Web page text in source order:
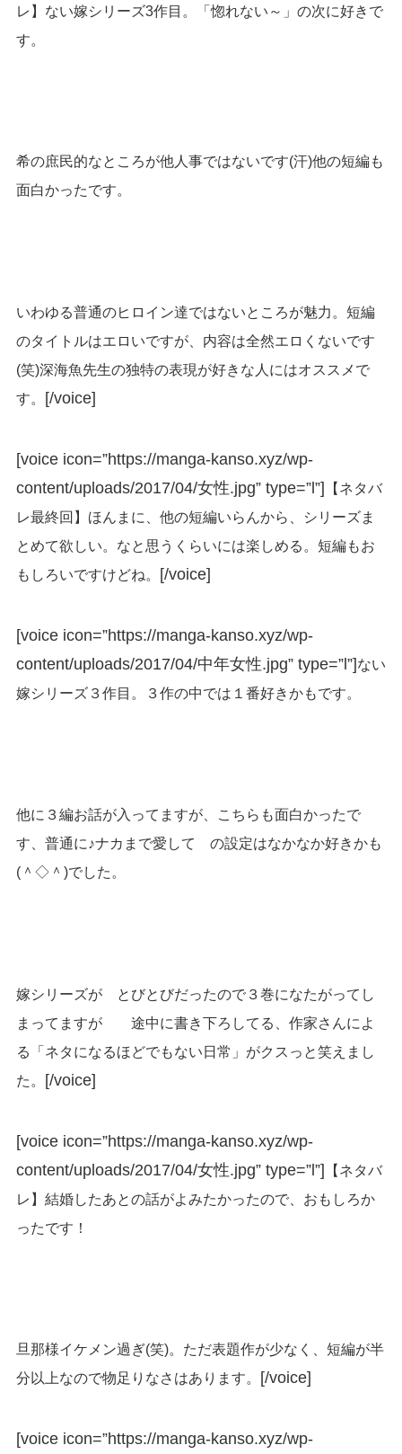
レ】ない嫁シリーズ3作目。「惚れない～」の次に好きで
す。
希の庶民的なところが他人事ではないです(汗)他の短編も
面白かったです。
いわゆる普通のヒロイン達ではないところが魅力。短編
のタイトルはエロいですが、内容は全然エロくないです
(笑)深海魚先生の独特の表現が好きな人にはオススメで
す。 [/voice]
[voice icon=”https://manga-kanso.xyz/wp-
content/uploads/2017/04/女性.jpg” type=”l”] 【ネタバ
レ最終回】ほんまに、他の短編いらんから、シリーズま
とめて欲しい。なと思うくらいには楽しめる。短編もお
もしろいですけどね。 [/voice]
[voice icon=”https://manga-kanso.xyz/wp-
content/uploads/2017/04/中年女性.jpg” type=”l”]ない
嫁シリーズ３作目。３作の中では１番好きかもです。
他に３編お話が入ってますが、こちらも面白かったで
す、普通に♪ナカまで愛して の設定はなかなか好きかも
(＾◇＾)でした。
嫁シリーズが とびとびだったので３巻になたがってし
まってますが 途中に書き下ろしてる、作家さんによ
る「ネタになるほどでもない日常」がクスっと笑えまし
た。 [/voice]
[voice icon=”https://manga-kanso.xyz/wp-
content/uploads/2017/04/女性.jpg” type=”l”] 【ネタバ
レ】結婚したあとの話がよみたかったので、おもしろか
ったです！
旦那様イケメン過ぎ(笑)。ただ表題作が少なく、短編が半
分以上なので物足りなさはあります。
[/voice]
[voice icon=”https://manga-kanso.xyz/wp-